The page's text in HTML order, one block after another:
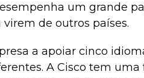
um grande
virem de outros países.
a apoiar cinco
A Cisco tem